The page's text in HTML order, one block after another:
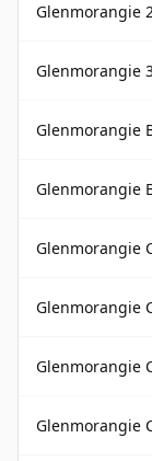
Glenmorangie
Glenmorangie
Glenmorangie
Glenmorangie
Glenmorangie
Glenmorangie
Glenmorangie
Glenmorangie